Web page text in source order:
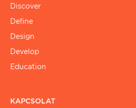
Discover
Define
Design
Develop
Education
KAPCSOLAT